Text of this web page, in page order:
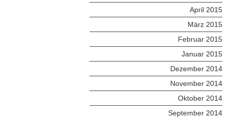
April 2015
März 2015
Februar 2015
Januar 2015
Dezember 2014
November 2014
Oktober 2014
September 2014